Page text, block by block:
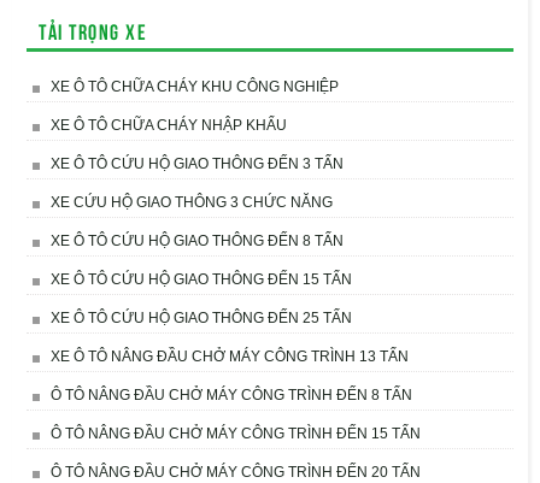
Tải trọng xe
XE Ô TÔ CHỮA CHÁY KHU CÔNG NGHIỆP
XE Ô TÔ CHỮA CHÁY NHẬP KHẨU
XE Ô TÔ CỨU HỘ GIAO THÔNG ĐẾN 3 TẤN
XE CỨU HỘ GIAO THÔNG 3 CHỨC NĂNG
XE Ô TÔ CỨU HỘ GIAO THÔNG ĐẾN 8 TẤN
XE Ô TÔ CỨU HỘ GIAO THÔNG ĐẾN 15 TẤN
XE Ô TÔ CỨU HỘ GIAO THÔNG ĐẾN 25 TẤN
XE Ô TÔ NÂNG ĐẦU CHỞ MÁY CÔNG TRÌNH 13 TẤN
Ô TÔ NÂNG ĐẦU CHỞ MÁY CÔNG TRÌNH ĐẾN 8 TẤN
Ô TÔ NÂNG ĐẦU CHỞ MÁY CÔNG TRÌNH ĐẾN 15 TẤN
Ô TÔ NÂNG ĐẦU CHỞ MÁY CÔNG TRÌNH ĐẾN 20 TẤN